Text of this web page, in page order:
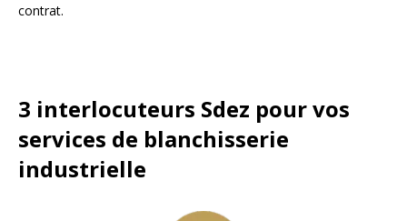
contrat.
3 interlocuteurs Sdez pour vos
services de blanchisserie
industrielle